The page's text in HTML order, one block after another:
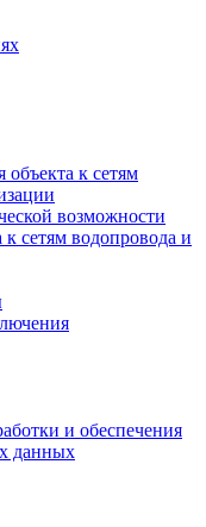
к сетям
возможности
сетям водопровода и
и обеспечения
данных